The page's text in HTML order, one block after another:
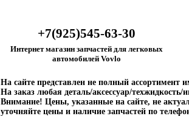
+7(925)545-63-30
Интернет магазин запчастей для легковых
автомобилей Vovlo
На сайте представлен не полный ассортимент
На заказ любая деталь/аксессуар/техжидкость/
Внимание! Цены, указанные на сайте, не
уточняйте цены и наличие запчастей по